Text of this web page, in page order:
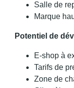
Salle de
Marque
Potentiel de
E-shop à
Tarifs de
Zone de